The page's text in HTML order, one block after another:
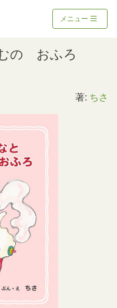
メニュー
の おふろ
著: ちさ